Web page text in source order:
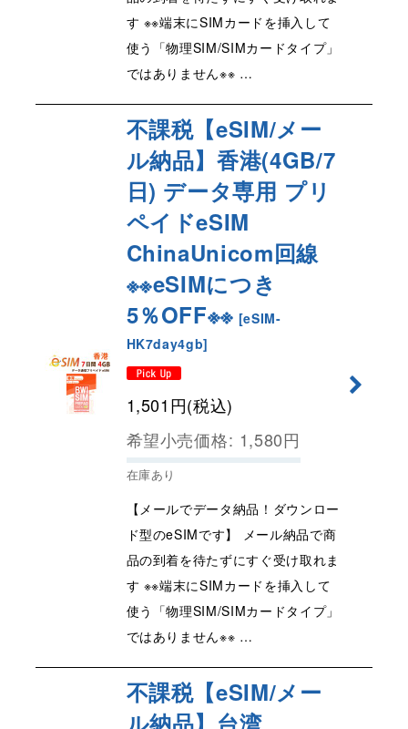
す ※※端末にSIMカードを挿入して
使う「物理SIM/SIMカードタイプ」
ではありません※※ …
不課税【eSIM/メー
ル納品】香港(4GB/7
日) データ専用 プリ
ペイドeSIM
ChinaUnicom回線
※※eSIMにつき
5％OFF※※ [eSIM-
HK7day4gb]
1,501円(税込)
希望小売価格: 1,580円
在庫あり
【メールでデータ納品！ダウンロー
ド型のeSIMです】 メール納品で商
品の到着を待たずにすぐ受け取れま
す ※※端末にSIMカードを挿入して
使う「物理SIM/SIMカードタイプ」
ではありません※※ …
不課税【eSIM/メー
ル納品】台湾